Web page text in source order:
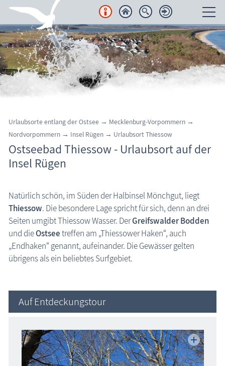
Unterkünfte
Regionales
Urlaubsorte
Halbinsel Fischland-Darß-Zingst
Insel Rügen
Urlaubsorte Halbinsel Mönchgut
Groß Zicker
Ostseebad Baabe
Ostseebad Göhren
Ostseebad Thiessow
Urlaubsorte Halbinsel Jasmund
Altefähr
Bergen
Gingst
Gustow
Insel Rügen: Ostseebad Thiessow
Urlaubsorte entlang der Ostsee → Mecklenburg-Vorpommern →
Nordvorpommern → Insel Rügen → Urlaubsort Thiessow
Ostseebad Thiessow - Urlaubsort auf der
Insel Rügen
Natürlich schön, im Süden der Halbinsel Mönchgut, liegt
Thiessow. Die besondere Lage spricht für sich, denn an drei
Seiten umgibt Thiessow Wasser. DerGreifswalder Bodden
und dieOstseetreffen am „Thiessower Haken“, auch
„Endhaken“ genannt, aufeinander. Die Gewässer gelten
übrigens als ein beliebtes Surfgebiet.
Auf Entdeckungstour